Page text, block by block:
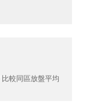
比較同區放盤平均